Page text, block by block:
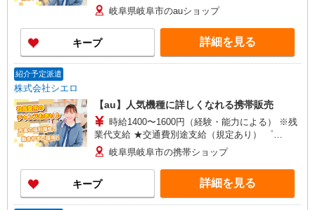
+゜ 入社祝い金10万円支給(規定有) お友達を紹介
頂くと, インセンティブ支給(規定有) ★月2回払
い・週払い可能（規程有）★ ゜・。○。・゜
+゜・。○。・゜+゜
岐阜県岐阜市のauショップ
キープ 詳細を見る
紹介予定派遣
株式会社シエロ
【au】人気機種に詳しくなれる携帯販売
時給1400〜1600円（経験・能力による） ※残
業代支給 ★交通費別途支給（規定あり） ゜
+゜・。○。・゜+゜・。○。・゜+゜ 入社祝い金10
万円支給(規定有) お友達を紹介頂くと, インセンテ
ィブ支給(規定有) ★月2回払い・週払い可能（規程
有）★ ゜・。○。・゜+゜・。○。・゜+゜
岐阜県岐阜市の携帯ショップ
キープ 詳細を見る